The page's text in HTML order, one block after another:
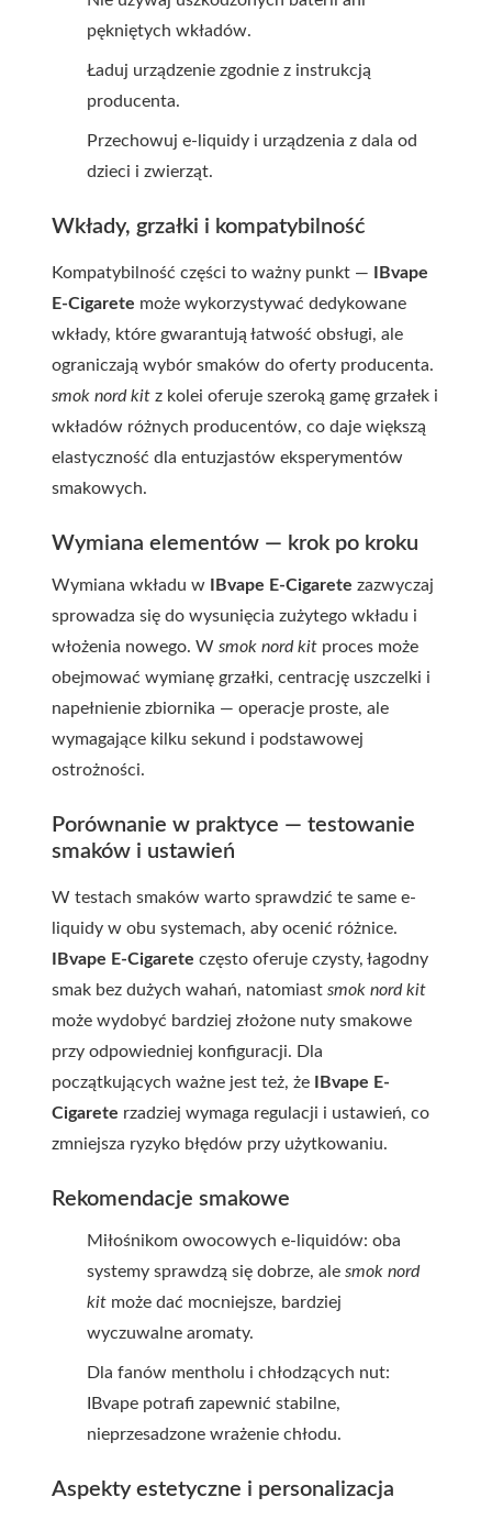
pękniętych wkładów.
Ładuj urządzenie zgodnie z instrukcją
producenta.
Przechowuj e-liquidy i urządzenia z dala od
dzieci i zwierząt.
Wkłady, grzałki i kompatybilność
Kompatybilność części to ważny punkt —
IBvape
E-Cigarete może wykorzystywać dedykowane
wkłady, które gwarantują łatwość obsługi, ale
ograniczają wybór smaków do oferty producenta.
smok nord kit z kolei oferuje szeroką gamę grzałek i
wkładów różnych producentów, co daje większą
elastyczność dla entuzjastów eksperymentów
smakowych.
Wymiana elementów — krok po kroku
Wymiana wkładu w IBvape E-Cigarete zazwyczaj
sprowadza się do wysunięcia zużytego wkładu i
włożenia nowego. W smok nord kit proces może
obejmować wymianę grzałki, centrację uszczelki i
napełnienie zbiornika — operacje proste, ale
wymagające kilku sekund i podstawowej
ostrożności.
Porównanie w praktyce — testowanie
smaków i ustawień
W testach smaków warto sprawdzić te same e-
liquidy w obu systemach, aby ocenić różnice.
IBvape E-Cigarete często oferuje czysty, łagodny
smak bez dużych wahań, natomiast smok nord kit
może wydobyć bardziej złożone nuty smakowe
przy odpowiedniej konfiguracji. Dla
początkujących ważne jest też, że
IBvape E-
Cigarete rzadziej wymaga regulacji i ustawień, co
zmniejsza ryzyko błędów przy użytkowaniu.
Rekomendacje smakowe
Miłośnikom owocowych e-liquidów: oba
systemy sprawdzą się dobrze, ale smok nord
kit może dać mocniejsze, bardziej
wyczuwalne aromaty.
Dla fanów mentholu i chłodzących nut:
IBvape potrafi zapewnić stabilne,
nieprzesadzone wrażenie chłodu.
Aspekty estetyczne i personalizacja